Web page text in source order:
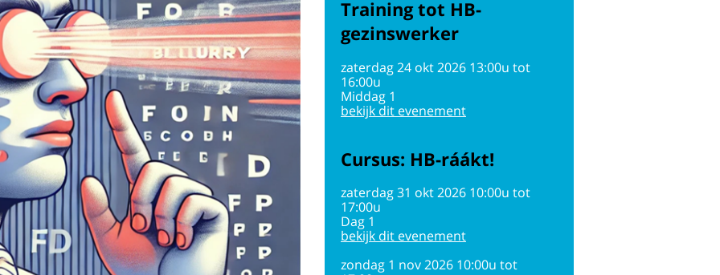
Training tot HB-
gezinswerker
zaterdag 24 okt 2026 13:00u tot
16:00u
Middag 1
bekijk dit evenement
Cursus: HB-ráákt!
zaterdag 31 okt 2026 10:00u tot
17:00u
Dag 1
bekijk dit evenement
zondag 1 nov 2026 10:00u tot